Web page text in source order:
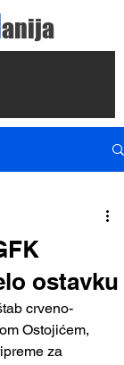
anija
ostavku
crveno-
Ostojićem,
za